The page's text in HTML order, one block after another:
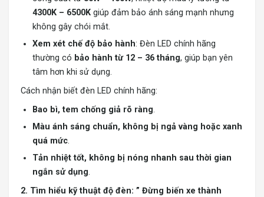
4300K – 6500K giúp đảm bảo ánh sáng mạnh nhưng
không gây chói mắt.
Xem xét chế độ bảo hành: Đèn LED chính hãng
thường có bảo hành từ 12 – 36 tháng, giúp bạn yên
tâm hơn khi sử dụng.
Cách nhận biết đèn LED chính hãng:
Bao bì, tem chống giả rõ ràng.
Màu ánh sáng chuẩn, không bị ngả vàng hoặc xanh
quá mức.
Tản nhiệt tốt, không bị nóng nhanh sau thời gian
ngắn sử dụng.
2. Tìm hiểu kỹ thuật độ đèn: ” Đừng biến xe thành